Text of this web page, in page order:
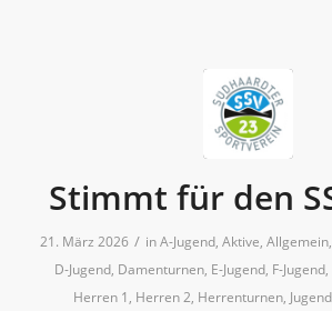
Stimmt für den
21. März 2026 / inA-Jugend,Aktive,Allgemein,
D-Jugend, Damenturnen, E-Jugend, F-Jugend,
Herren 1 , Herren 2, Herrenturnen, Jugend